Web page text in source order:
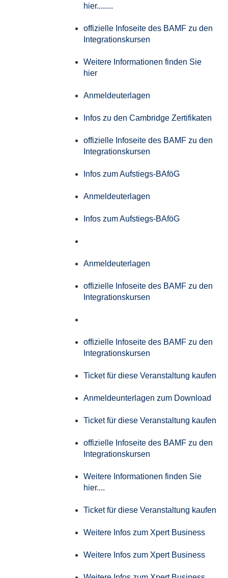
hier........
offizielle Infoseite des BAMF zu den
Integrationskursen
Weitere Informationen finden Sie
hier
Anmeldeuterlagen
Infos zu den Cambridge Zertifikaten
offizielle Infoseite des BAMF zu den
Integrationskursen
Infos zum Aufstiegs-BAföG
Anmeldeuterlagen
Infos zum Aufstiegs-BAföG
Anmeldeuterlagen
offizielle Infoseite des BAMF zu den
Integrationskursen
offizielle Infoseite des BAMF zu den
Integrationskursen
Ticket für diese Veranstaltung kaufen
Anmeldeunterlagen zum Download
Ticket für diese Veranstaltung kaufen
offizielle Infoseite des BAMF zu den
Integrationskursen
Weitere Informationen finden Sie
hier....
Ticket für diese Veranstaltung kaufen
Weitere Infos zum Xpert Business
Weitere Infos zum Xpert Business